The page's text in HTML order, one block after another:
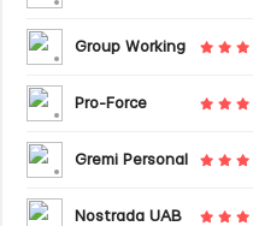
Group Working
Pro-Force
Gremi Personal
Nostrada UAB